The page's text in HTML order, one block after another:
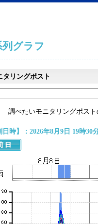
列グラフ
タリングポスト
調べたいモニタリングポス
日時】：2026年8月9日 19時30